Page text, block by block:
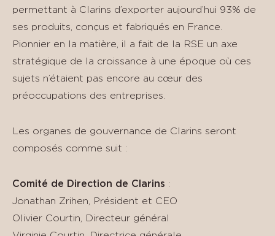
permettant à Clarins d’exporter aujourd’hui 93% de
ses produits, conçus et fabriqués en France.
Pionnier en la matière, il a fait de la RSE un axe
stratégique de la croissance à une époque où ces
sujets n’étaient pas encore au cœur des
préoccupations des entreprises.
Les organes de gouvernance de Clarins seront
composés comme suit :
Comité de Direction de Clarins :
Jonathan Zrihen, Président et CEO
Olivier Courtin, Directeur général